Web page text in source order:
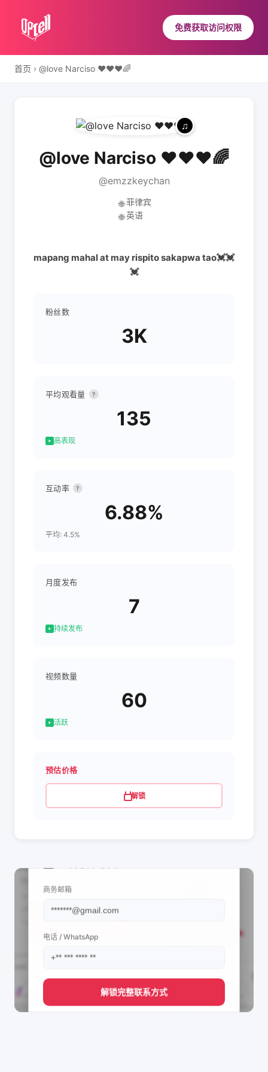
免费获取访问权限
首页 › @love Narciso ❤️❤️❤️🌈
@love Narciso ❤️❤️❤️🌈
@emzzkeychan
🌐 菲律宾
🌐 英语
mapang mahal at may rispito sakapwa tao💓💓
💓
粉丝数
3K
平均观看量 ?
135
高表现
互动率 ?
6.88%
平均: 4.5%
月度发布
7
持续发布
视频数量
60
活跃
预估价格
解锁
商务邮箱
电话 / WhatsApp
解锁完整联系方式